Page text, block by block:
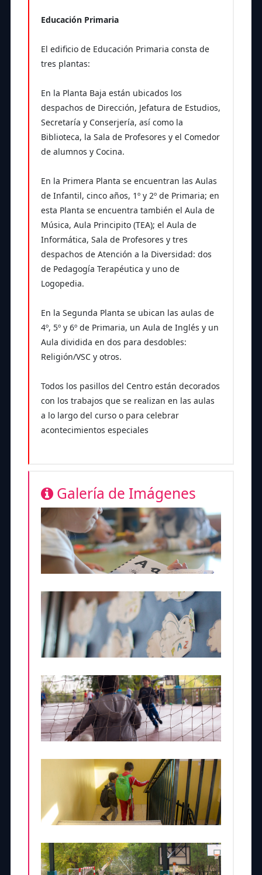
Educación Primaria
El edificio de Educación Primaria consta de
tres plantas:
En la Planta Baja están ubicados los
despachos de Dirección, Jefatura de Estudios,
Secretaría y Conserjería, así como la
Biblioteca, la Sala de Profesores y el Comedor
de alumnos y Cocina.
En la Primera Planta se encuentran las Aulas
de Infantil, cinco años, 1º y 2º de Primaria; en
esta Planta se encuentra también el Aula de
Música, Aula Principito (TEA); el Aula de
Informática, Sala de Profesores y tres
despachos de Atención a la Diversidad: dos
de Pedagogía Terapéutica y uno de
Logopedia.
En la Segunda Planta se ubican las aulas de
4º, 5º y 6º de Primaria, un Aula de Inglés y un
Aula dividida en dos para desdobles:
Religión/VSC y otros.
Todos los pasillos del Centro están decorados
con los trabajos que se realizan en las aulas
a lo largo del curso o para celebrar
acontecimientos especiales
Galería de Imágenes